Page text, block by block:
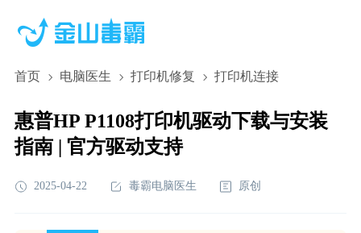
首页 电脑医生 打印机修复 打印机连接
惠普HP P1108打印机驱动下载与安装
指南 | 官方驱动支持
2025-04-22 毒霸电脑医生 原创